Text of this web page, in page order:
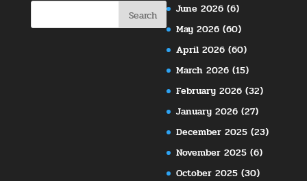
June 2026 (6)
May 2026 (60)
April 2026 (60)
March 2026 (15)
February 2026 (32)
January 2026 (27)
December 2025 (23)
November 2025 (6)
October 2025 (30)